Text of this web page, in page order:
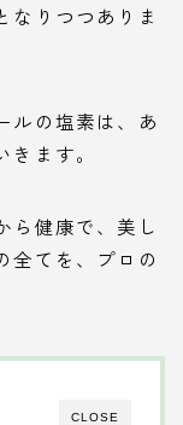
なりつつありま
ルの塩素は、あ
ます。
ら健康で、美し
全てを、プロの
CLOSE